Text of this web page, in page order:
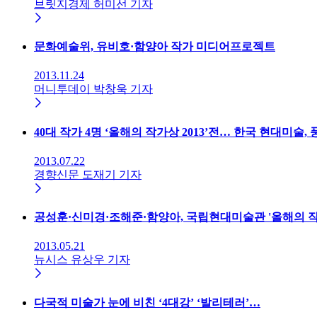
브릿지경제 허미선 기자
문화예술위, 유비호·함양아 작가 미디어프로젝트
2013.11.24
머니투데이 박창욱 기자
40대 작가 4명 ‘올해의 작가상 2013’전… 한국 현대미술,
2013.07.22
경향신문 도재기 기자
공성훈·신미경·조해준·함양아, 국립현대미술관 '올해의
2013.05.21
뉴시스 유상우 기자
다국적 미술가 눈에 비친 ‘4대강’ ‘발리테러’…